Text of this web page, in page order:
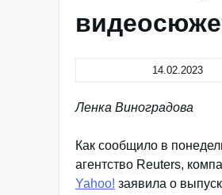
14.02.2023
Ленка Виноградова
Как сообщило в
агентство Reuters,
Yahoo! заявила о